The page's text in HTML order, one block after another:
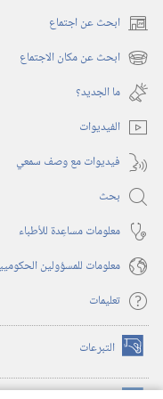
ابحث عن اجتماع (يفتح
نافذة ابحث عن مكان الاجتماع (يفتح
نافذة
جديدة)
ما الجديد؟‏
الفيديوات
فيديوات مع وصف سمعي
بحث
معلومات مساعِدة للأطباء
معلومات للمسؤولين
تعليمات
التبرعات (يفتح
نافذة